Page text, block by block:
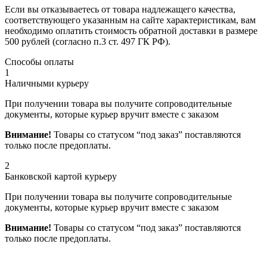
Если вы отказываетесь от товара надлежащего качества,
соответствующего указанным на сайте характеристикам, вам
необходимо оплатить стоимость обратной доставки в размере
500 рублей (согласно п.3 ст. 497 ГК РФ).
Способы оплаты
1
Наличными курьеру
При получении товара вы получите сопроводительные
документы, которые курьер вручит вместе с заказом
Внимание! Товары со статусом “под заказ” поставляются
только после предоплаты.
2
Банковской картой курьеру
При получении товара вы получите сопроводительные
документы, которые курьер вручит вместе с заказом
Внимание! Товары со статусом “под заказ” поставляются
только после предоплаты.